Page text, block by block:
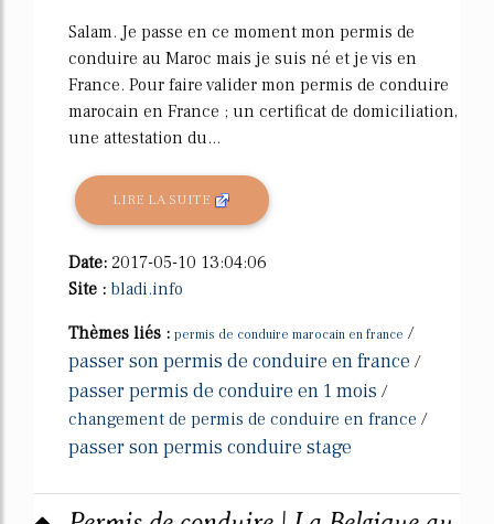
Salam. Je passe en ce moment mon permis de
conduire au Maroc mais je suis né et je vis en
France. Pour faire valider mon permis de conduire
marocain en France ; un certificat de domiciliation,
une attestation du...
LIRE LA SUITE
Date: 2017-05-10 13:04:06
Site : bladi.info
Thèmes liés : permis de conduire marocain en france /
passer son permis de conduire en france /
passer permis de conduire en 1 mois /
changement de permis de conduire en france /
passer son permis conduire stage